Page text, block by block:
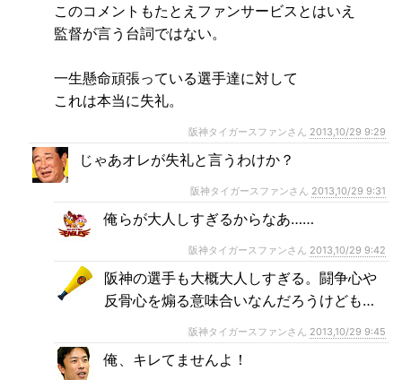
このコメントもたとえファンサービスとはいえ
監督が言う台詞ではない。
一生懸命頑張っている選手達に対して
これは本当に失礼。
阪神タイガースファンさん 2013,10/29 9:29
じゃあオレが失礼と言うわけか？
阪神タイガースファンさん 2013,10/29 9:31
俺らが大人しすぎるからなあ……
阪神タイガースファンさん 2013,10/29 9:42
阪神の選手も大概大人しすぎる。闘争心や
反骨心を煽る意味合いなんだろうけども…
阪神タイガースファンさん 2013,10/29 9:45
俺、キレてませんよ！